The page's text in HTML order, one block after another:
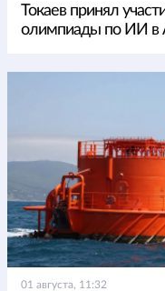
Токаев принял
олимпиады по ИИ в
01 августа, 11:32